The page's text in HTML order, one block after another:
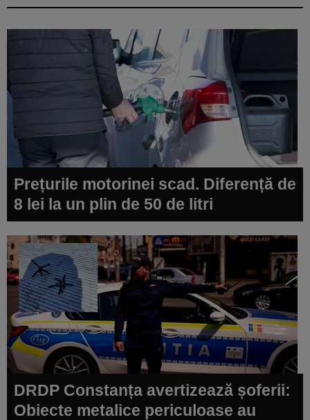
Prețurile motorinei scad. Diferență de
8 lei la un plin de 50 de litri
DRDP Constanța avertizează șoferii:
Obiecte metalice periculoase au